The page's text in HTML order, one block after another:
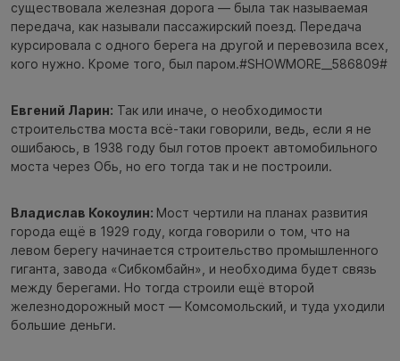
существовала железная дорога — была так называемая
передача, как называли пассажирский поезд. Передача
курсировала с одного берега на другой и перевозила всех,
кого нужно. Кроме того, был паром.#SHOWMORE__586809#
Евгений Ларин: Так или иначе, о необходимости
строительства моста всё-таки говорили, ведь, если я не
ошибаюсь, в 1938 году был готов проект автомобильного
моста через Обь, но его тогда так и не построили.
Владислав Кокоулин: Мост чертили на планах развития
города ещё в 1929 году, когда говорили о том, что на
левом берегу начинается строительство промышленного
гиганта, завода «Сибкомбайн», и необходима будет связь
между берегами. Но тогда строили ещё второй
железнодорожный мост — Комсомольский, и туда уходили
большие деньги.